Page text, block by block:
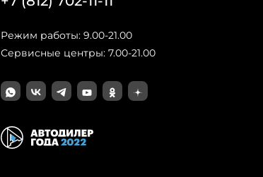
Режим работы: 9.00-21.00
Сервисные центры: 7.00-21.00